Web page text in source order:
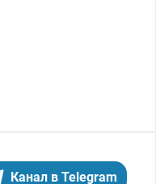
Канал в Telegram